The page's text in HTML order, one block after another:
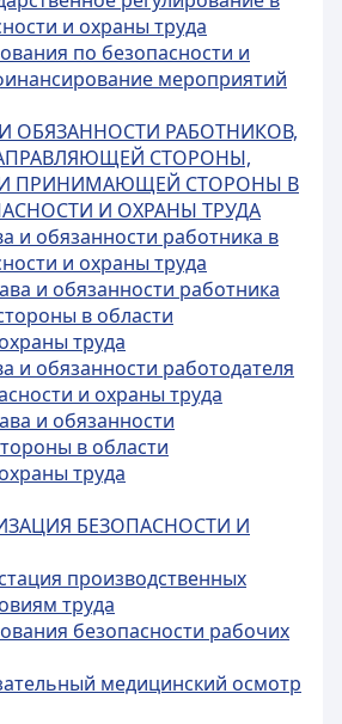
и охраны труда
по безопасности и
мероприятий
И ОБЯЗАННОСТИ РАБОТНИКОВ,
СТОРОНЫ,
И ПРИНИМАЮЩЕЙ СТОРОНЫ В
И ОХРАНЫ ТРУДА
и обязанности работника в
и охраны труда
и обязанности работника
в области
труда
и обязанности работодателя
и охраны труда
и обязанности
в области
труда
БЕЗОПАСНОСТИ И
производственных
труда
безопасности рабочих
медицинский осмотр